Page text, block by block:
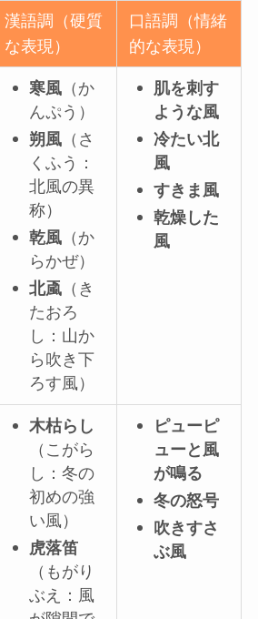
漢語調（硬質
な表現）
口語調（情緒
的な表現）
寒風 （か
んぷう）
朔風 （さ
くふう：
北風の異
称）
乾風 （か
らかぜ）
北颪 （き
たおろ
し：山か
ら吹き下
ろす風）
肌を刺す
ような風
冷たい北
風
すきま風
乾燥した
風
木枯らし
（こがら
し：冬の
初めの強
い風）
虎落笛
（もがり
ぶえ：風
ピューピ
ューと風
が鳴る
冬の怒号
吹きすさ
ぶ風